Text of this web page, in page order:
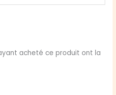
acheté ce produit ont la